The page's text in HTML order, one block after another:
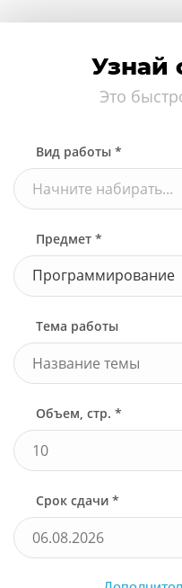
Узнай
Это
Вид работы *
Начните набирать...
Предмет *
Программирование
Тема работы
Объем, стр. *
Срок сдачи *